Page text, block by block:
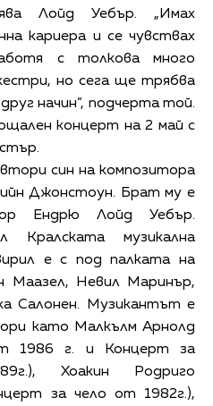
Лойд Уебър. „Имах
кариера и се чувствах
с толкова много
но сега ще трябва
начин”, подчерта той.
концерт на 2 май с
син на композитора
Джонстоун. Брат му е
Ендрю Лойд Уебър.
Кралската музикална
е с под палката на
Маазел, Невил Маринър,
Салонен. Музикантът е
като Малкълм Арнолд
1986 г. и Концерт за
Хоакин Родриго
за чело от 1982г.),